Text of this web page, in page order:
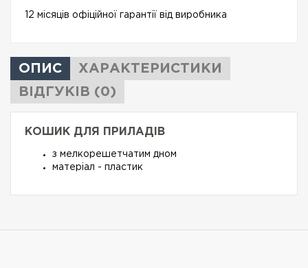
12 місяців офіційної гарантії від виробника
ОПИС
ХАРАКТЕРИСТИКИ
ВІДГУКІВ (0)
КОШИК ДЛЯ ПРИЛАДІВ
з мелкорешетчатим дном
матеріал - пластик